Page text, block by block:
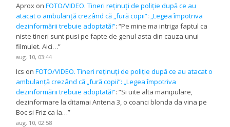
Aprox onFOTO/VIDEO. Tineri reținuți de poliție după ce au
atacat o ambulanță crezând că „fură copii”: „Legea împotriva
dezinformării trebuie adoptată!”: “Pe mine ma intriga faptul ca
niste tineri sunt pusi pe fapte de genul asta din cauza unui
filmulet. Aici…”
aug. 10, 03:44
Ics onFOTO/VIDEO. Tineri reținuți de poliție după ce au atacat o
ambulanță crezând că „fură copii”: „Legea împotriva
dezinformării trebuie adoptată!”: “Si uite alta manipulare,
dezinformare la ditamai Antena 3, o coanci blonda da vina pe
Boc si Friz ca la…”
aug. 10, 02:58